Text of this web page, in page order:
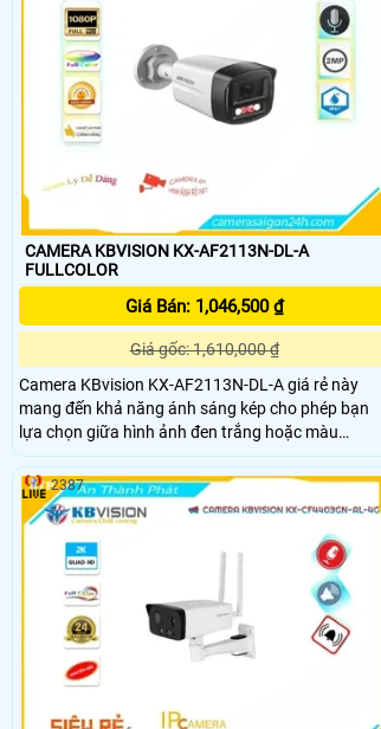
CAMERA KBVISION KX-AF2113N-DL-A
FULLCOLOR
Giá Bán: 1,046,500 ₫
Giá gốc: 1,610,000 ₫
Camera KBvision KX-AF2113N-DL-A giá rẻ này
mang đến khả năng ánh sáng kép cho phép bạn
lựa chọn giữa hình ảnh đen trắng hoặc màu
Camera model KX-AF2113N-DL-A đi kèm với tính
năng chống ngược sáng DWDR, giúp thấy rõ hơn
trong môi trường ánh sáng phức tạp Với khả năng
giám sát ban đêm full color trong khoảng cách
30m, hiệu suất sáng mịn được đảm bảo ở mọi góc
độ. Camera này sử dụng công nghệ nổi bật H
2387